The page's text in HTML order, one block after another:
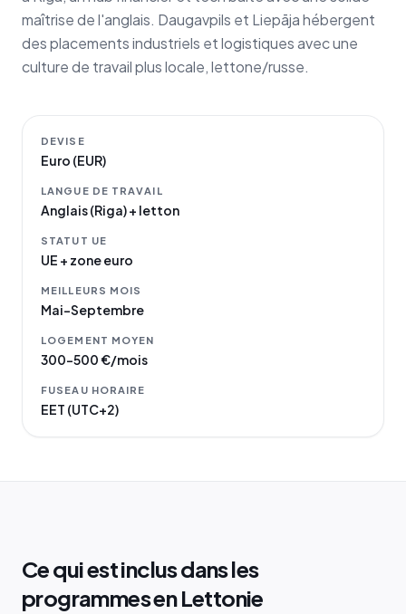
maîtrise de l'anglais. Daugavpils et Liepāja hébergent
des placements industriels et logistiques avec une
culture de travail plus locale, lettone/russe.
DEVISE
Euro (EUR)
LANGUE DE TRAVAIL
Anglais (Riga) + letton
STATUT UE
UE + zone euro
MEILLEURS MOIS
Mai–Septembre
LOGEMENT MOYEN
300–500 €/mois
FUSEAU HORAIRE
EET (UTC+2)
Ce qui est inclus dans les
programmes en Lettonie